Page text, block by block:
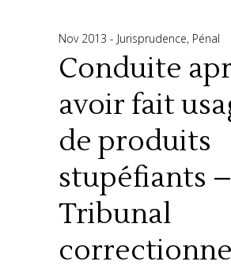
Nov 2013 Jurisprudence, Pénal
Conduite
avoir fait
de produits
stupéfiants –
Tribunal